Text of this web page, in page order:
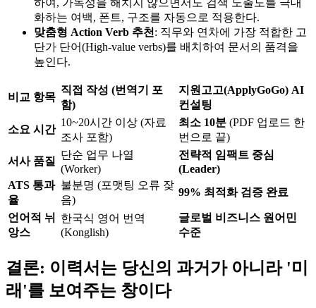
하여, 가독성을 해치지 않으면서도 검색 노출도를 극대
화하는 여백, 폰트, 구조를 자동으로 적용한다.
맞춤형 Action Verb 추천 : 직무와 연차에 가장 적합한 고
단가 단어(High-value verbs)를 배치하여 문서의 품격을
높인다.
비교 항목
직접 작성 (번역기 포
함)
지원고고(ApplyGoGo) AI
컨설팅
소요 시간
10~20시간 이상 (자료
조사 포함)
최소 10분 (PDF 업로드 한
번으로 끝)
서사 품질
단순 업무 나열
(Worker)
전략적 임팩트 중심
(Leader)
ATS 통과
율
불분명 (포맷팅 오류 잦
음)
99% 최적화 검증 완료
언어적 뉘
앙스
한국식 영어 번역
(Konglish)
글로벌 비즈니스 원어민
수준
결론: 이력서는 당신의 과거가 아니라 '미
래'를 보여주는 창이다